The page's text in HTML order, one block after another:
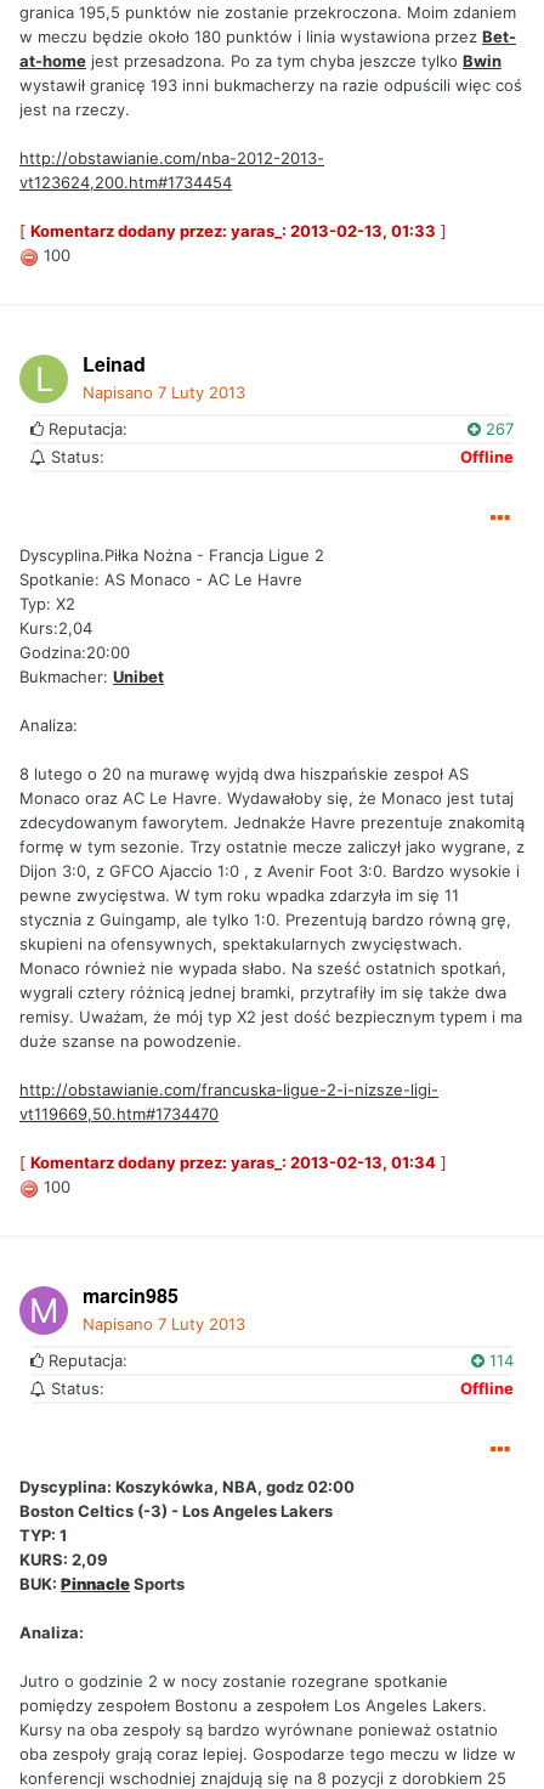
granica 195,5 punktów nie zostanie przekroczona. Moim zdaniem
w meczu będzie około 180 punktów i linia wystawiona przez Bet-
at-home jest przesadzona. Po za tym chyba jeszcze tylko Bwin
wystawił granicę 193 inni bukmacherzy na razie odpuścili więc coś
jest na rzeczy.
http://obstawianie.com/nba-2012-2013-
vt123624,200.htm#1734454
[ Komentarz dodany przez: yaras_: 2013-02-13, 01:33 ]
100
Leinad
Napisano 7 Luty 2013
Reputacja:
267
Status:
Offline
Dyscyplina.Piłka Nożna - Francja Ligue 2
Spotkanie: AS Monaco - AC Le Havre
Typ: X2
Kurs:2,04
Godzina:20:00
Bukmacher: Unibet
Analiza:
8 lutego o 20 na murawę wyjdą dwa hiszpańskie zespoł AS
Monaco oraz AC Le Havre. Wydawałoby się, że Monaco jest tutaj
zdecydowanym faworytem. Jednakże Havre prezentuje znakomitą
formę w tym sezonie. Trzy ostatnie mecze zaliczył jako wygrane, z
Dijon 3:0, z GFCO Ajaccio 1:0 , z Avenir Foot 3:0. Bardzo wysokie i
pewne zwycięstwa. W tym roku wpadka zdarzyła im się 11
stycznia z Guingamp, ale tylko 1:0. Prezentują bardzo równą grę,
skupieni na ofensywnych, spektakularnych zwycięstwach.
Monaco również nie wypada słabo. Na sześć ostatnich spotkań,
wygrali cztery różnicą jednej bramki, przytrafiły im się także dwa
remisy. Uważam, że mój typ X2 jest dość bezpiecznym typem i ma
duże szanse na powodzenie.
http://obstawianie.com/francuska-ligue-2-i-nizsze-ligi-
vt119669,50.htm#1734470
[ Komentarz dodany przez: yaras_: 2013-02-13, 01:34 ]
100
marcin985
Napisano 7 Luty 2013
Reputacja:
114
Status:
Offline
Dyscyplina: Koszykówka, NBA, godz 02:00
Boston Celtics (-3) - Los Angeles Lakers
TYP: 1
KURS: 2,09
BUK: PinnacleSports
Analiza:
Jutro o godzinie 2 w nocy zostanie rozegrane spotkanie
pomiędzy zespołem Bostonu a zespołem Los Angeles Lakers.
Kursy na oba zespoły są bardzo wyrównane ponieważ ostatnio
oba zespoły grają coraz lepiej. Gospodarze tego meczu w lidze w
konferencji wschodniej znajdują się na 8 pozycji z dorobkiem 25